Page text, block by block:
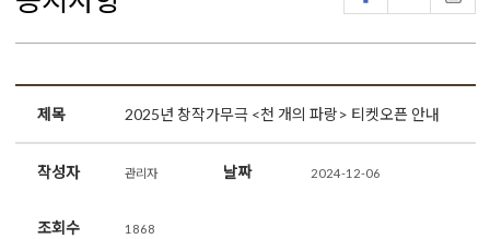
제목 2025년 창작가무극 <천 개의 파랑> 티켓오픈 안내
작성자 관리자 날짜 2024-12-06
조회수 1868